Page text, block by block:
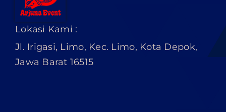
Lokasi Kami :
Jl. Irigasi, Limo, Kec. Limo, Kota Depok,
Jawa Barat 16515